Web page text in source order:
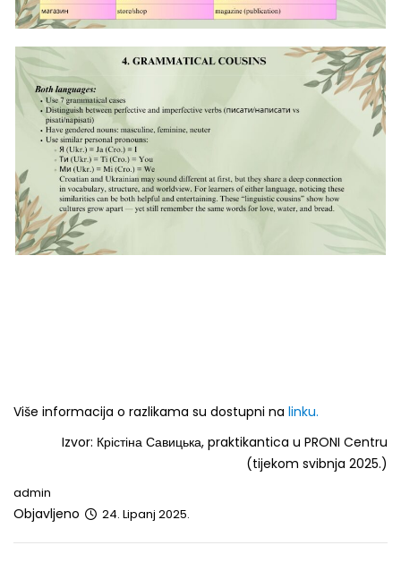
Više informacija o razlikama su dostupni na linku.
Izvor: Крістіна Савицька, praktikantica u PRONI Centru
(tijekom svibnja 2025.)
admin
Objavljeno 24. Lipanj 2025.